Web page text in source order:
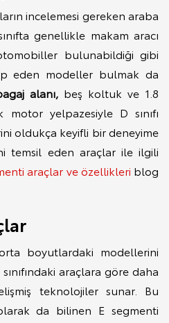
incelemesi gereken araba
genellikle makam aracı
bulunabildiği gibi
eden modeller bulmak da
alanı, beş koltuk ve 1.8
yelpazesiyle D sınıfı
oldukça keyifli bir deneyime
temsil eden araçlar ile ilgili
araçlar ve özellikleri blog
boyutlardaki modellerini
araçlara göre daha
teknolojiler sunar. Bu
da bilinen E segmenti